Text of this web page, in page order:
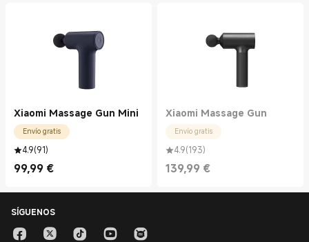
Xiaomi Massage Gun Mini
Envío gratis
4.9(91)
99,99 €
Current Price €99.99
Xiaomi Massage Gun
Envío gratis
4.9(193)
139,99 €
Current Price €139.99
SÍGUENOS